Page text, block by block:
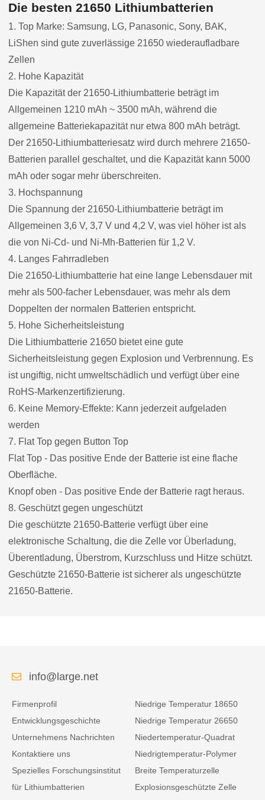
Die besten 21650 Lithiumbatterien
1. Top Marke: Samsung, LG, Panasonic, Sony, BAK,
LiShen sind gute zuverlässige 21650 wiederaufladbare
Zellen
2. Hohe Kapazität
Die Kapazität der 21650-Lithiumbatterie beträgt im
Allgemeinen 1210 mAh ~ 3500 mAh, während die
allgemeine Batteriekapazität nur etwa 800 mAh beträgt.
Der 21650-Lithiumbatteriesatz wird durch mehrere 21650-
Batterien parallel geschaltet, und die Kapazität kann 5000
mAh oder sogar mehr überschreiten.
3. Hochspannung
Die Spannung der 21650-Lithiumbatterie beträgt im
Allgemeinen 3,6 V, 3,7 V und 4,2 V, was viel höher ist als
die von Ni-Cd- und Ni-Mh-Batterien für 1,2 V.
4. Langes Fahrradleben
Die 21650-Lithiumbatterie hat eine lange Lebensdauer mit
mehr als 500-facher Lebensdauer, was mehr als dem
Doppelten der normalen Batterien entspricht.
5. Hohe Sicherheitsleistung
Die Lithiumbatterie 21650 bietet eine gute
Sicherheitsleistung gegen Explosion und Verbrennung. Es
ist ungiftig, nicht umweltschädlich und verfügt über eine
RoHS-Markenzertifizierung.
6. Keine Memory-Effekte: Kann jederzeit aufgeladen
werden
7. Flat Top gegen Button Top
Flat Top - Das positive Ende der Batterie ist eine flache
Oberfläche.
Knopf oben - Das positive Ende der Batterie ragt heraus.
8. Geschützt gegen ungeschützt
Die geschützte 21650-Batterie verfügt über eine
elektronische Schaltung, die die Zelle vor Überladung,
Überentladung, Überstrom, Kurzschluss und Hitze schützt.
Geschützte 21650-Batterie ist sicherer als ungeschützte
21650-Batterie.
info@large.net
Firmenprofil
Entwicklungsgeschichte
Unternehmens Nachrichten
Kontaktiere uns
Spezielles Forschungsinstitut
für Lithiumbatterien
Niedrige Temperatur 18650
Niedrige Temperatur 26650
Niedertemperatur-Quadrat
Niedrigtemperatur-Polymer
Breite Temperaturzelle
Explosionsgeschützte Zelle